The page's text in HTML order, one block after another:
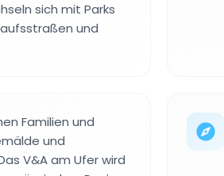
sich mit Parks
und
Familien und
und
V&A am Ufer wird